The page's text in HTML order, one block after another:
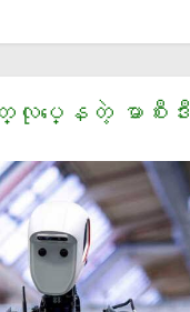
ပ္ေနတဲ့ မာစီးဒီး